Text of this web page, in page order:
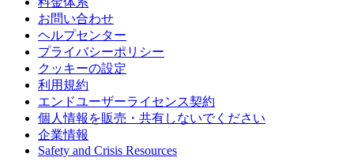
お問い合わせ
ヘルプセンター
プライバシーポリシー
クッキーの設定
利用規約
エンドユーザーライセンス契約
個人情報を販売・共有しないでください
企業情報
Safety and Crisis Resources